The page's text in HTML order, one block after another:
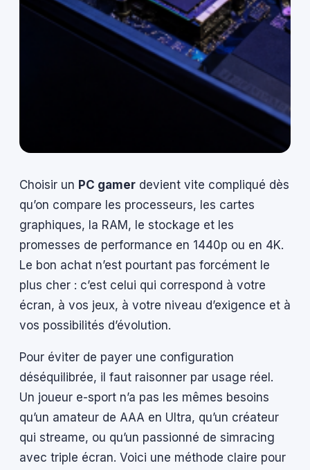
Choisir un PC gamer devient vite compliqué dès
qu’on compare les processeurs, les cartes
graphiques, la RAM, le stockage et les
promesses de performance en 1440p ou en 4K.
Le bon achat n’est pourtant pas forcément le
plus cher : c’est celui qui correspond à votre
écran, à vos jeux, à votre niveau d’exigence et à
vos possibilités d’évolution.
Pour éviter de payer une configuration
déséquilibrée, il faut raisonner par usage réel.
Un joueur e-sport n’a pas les mêmes besoins
qu’un amateur de AAA en Ultra, qu’un créateur
qui streame, ou qu’un passionné de simracing
avec triple écran. Voici une méthode claire pour